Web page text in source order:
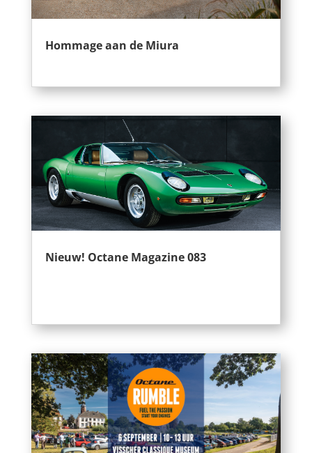
Hommage aan de Miura
Nieuw! Octane Magazine 083